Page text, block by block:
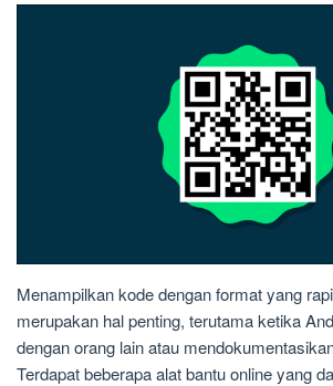
Menampilkan kode dengan format yang
merupakan hal penting, terutama ketika
dengan orang lain atau
Terdapat beberapa alat bantu online yang